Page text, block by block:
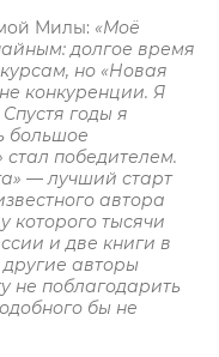
Милы: «Моё
долгое время
но «Новая
конкуренции. Я
годы я
большое
победителем.
— лучший старт
автора
которого тысячи
и две книги в
авторы
не поблагодарить
бы не